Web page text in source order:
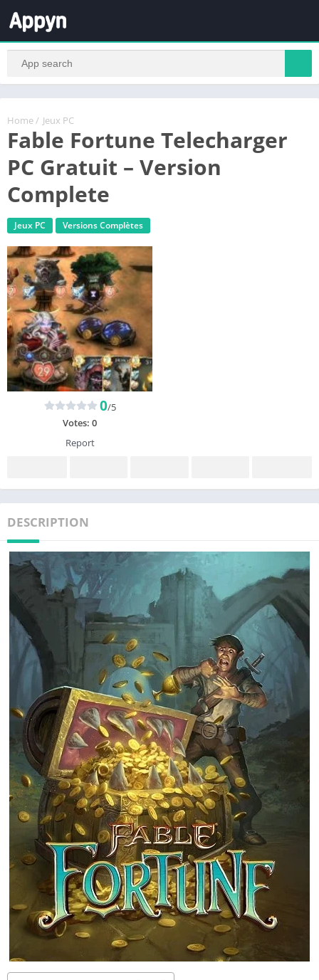
Home / Jeux PC
Fable Fortune Telecharger
PC Gratuit – Version
Complete
Jeux PC Versions Complètes
0/5
Votes: 0
Report
DESCRIPTION